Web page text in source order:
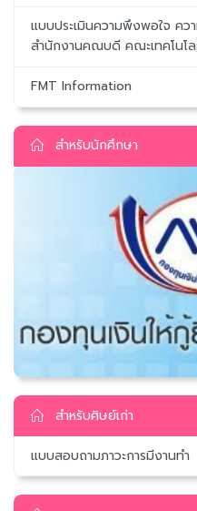
แบบประเมินความพึงพอใจ คว
สำนักงานคณบดี คณะเทคโนโล
FMT Information
สำหรับนักศึกษา
สำหรับศิษย์เก่า
แบบสอบถามภาวะการมีงานทำ